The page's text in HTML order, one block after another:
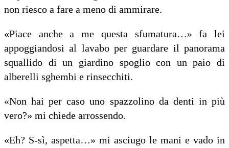
non riesco a fare a meno di ammirare.
«Piace anche a me questa sfumatura…» fa lei
appoggiandosi al lavabo per guardare il panorama
squallido di un giardino spoglio con un paio di
alberelli sghembi e rinsecchiti.
«Non hai per caso uno spazzolino da denti in più
vero?» mi chiede arrossendo.
«Eh? S-sì, aspetta…» mi asciugo le mani e vado in